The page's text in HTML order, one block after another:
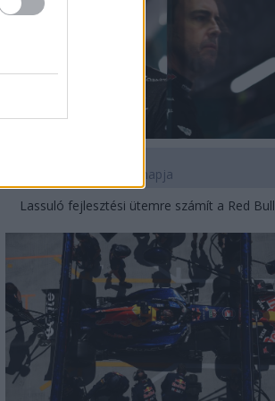
3 napja
Lassuló fejlesztési ütemre számít a Red Bull